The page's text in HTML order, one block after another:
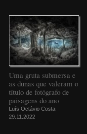
Uma gruta submersa e
as dunas que valeram o
título de fotógrafo de
paisagens do ano
Luís Octávio Costa
29.11.2022